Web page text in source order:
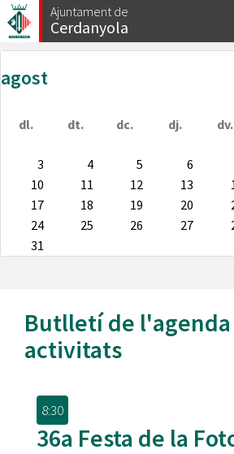
Vés
al
contingut
Ajuntament de
Cerdanyola
agost
dl. dt. dc. dj. dv.
3
4 5 6
10
11 12 13
17
18 19 20
24
25 26 27
31
Butlletí de l'agenda
activitats
8:30
36a Festa de la